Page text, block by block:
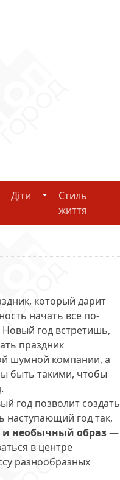
Діти ДітиСтиль
життя
который дарит
начать все по-
Новый год встретишь,
праздник
шумной компании, а
быть такими, чтобы
год позволит создать
наступающий год так,
необычный образ —
в центре
разнообразных